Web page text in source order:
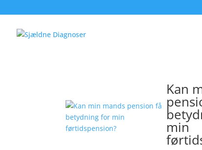
Kan
min